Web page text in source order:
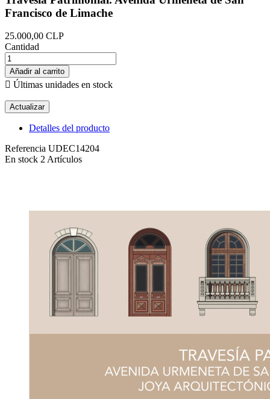
Francisco de Limache
25.000,00 CLP
Cantidad
Añadir al carrito
 Últimas unidades en stock
Detalles del producto
Referencia UDEC14204
En stock 2 Artículos